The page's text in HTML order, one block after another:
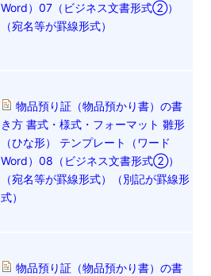
Word）07（ビジネス文書形式②）
（宛名等が罫線形式）
物品預り証（物品預かり書）の書
き方 書式・様式・フォーマット 雛形
（ひな形） テンプレート（ワード
Word）08（ビジネス文書形式②）
（宛名等が罫線形式）（別記が罫線形
式）
物品預り証（物品預かり書）の書